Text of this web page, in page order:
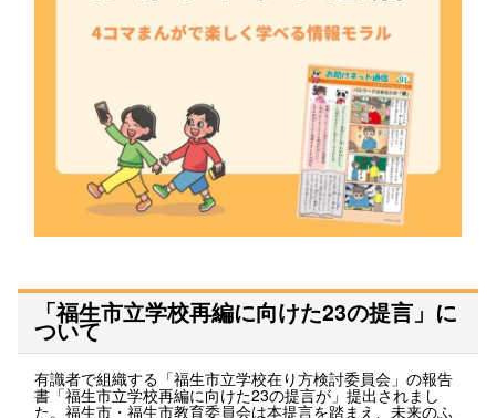
「福生市立学校再編に向けた23の提言」に
ついて
有識者で組織する「福生市立学校在り方検討委員会」の報告
書「福生市立学校再編に向けた23の提言が」提出されまし
た。福生市・福生市教育委員会は本提言を踏まえ、未来のふ